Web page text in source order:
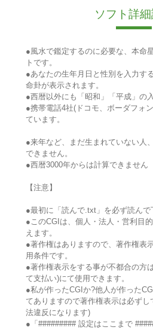
ソフト詳細
●風水で鑑定するのに必要な、本命
トです。
●あなたの生年月日と性別を入力す
命卦が表示されます。
●西暦以外にも「昭和」「平成」の
●携帯電話4社(ドコモ、ボーダフォ
ています。
●来年など、まだ生まれていない人
できません。
●西暦3000年からは計算できません
【注意】
●最初に「読んで.txt」を必ず読んで
●このCGIは、個人・法人・営利目
えます。
●著作権はありますので、著作権表
用条件です。
●著作権表示をする事が不都合の方
て支払い)にて使用できます。
●私が作ったCGIか?他人が作った
てありますので著作権表示は必ず
法違反になります)
●「######### 設定はここまで